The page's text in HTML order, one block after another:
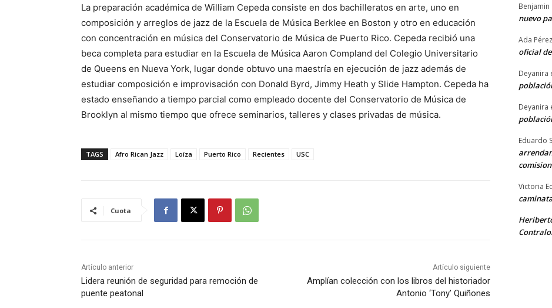
La preparación académica de William Cepeda consiste en dos bachilleratos en arte, uno en
composición y arreglos de jazz de la Escuela de Música Berklee en Boston y otro en educación
con concentración en música del Conservatorio de Música de Puerto Rico. Cepeda recibió una
beca completa para estudiar en la Escuela de Música Aaron Compland del Colegio Universitario
de Queens en Nueva York, lugar donde obtuvo una maestría en ejecución de jazz además de
estudiar composición e improvisación con Donald Byrd, Jimmy Heath y Slide Hampton. Cepeda ha
estado enseñando a tiempo parcial como empleado docente del Conservatorio de Música de
Brooklyn al mismo tiempo que ofrece seminarios, talleres y clases privadas de música.
TAGS Afro Rican Jazz Loíza Puerto Rico Recientes USC
Cuota
Artículo anterior
Lidera reunión de seguridad para remoción de
puente peatonal
Artículo siguiente
Amplían colección con los libros del historiador
Antonio ‘Tony’ Quiñones
Benjamin
nuevo
Ada
oficial
Deyanira
Deyanira
Eduardo
Victoria